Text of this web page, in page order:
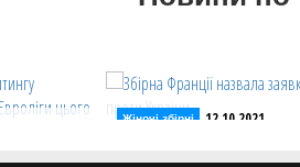
рейтингу
Жіночі збірні 12.10.2021